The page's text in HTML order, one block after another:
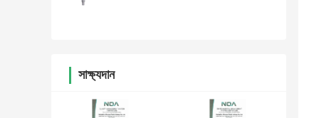
সাক্ষ্যদান